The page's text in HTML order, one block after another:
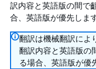
訳内容と英語版の間で
合、英語版が優先します
翻訳は機械翻訳によ
翻訳内容と英語版の
る場合、英語版が優